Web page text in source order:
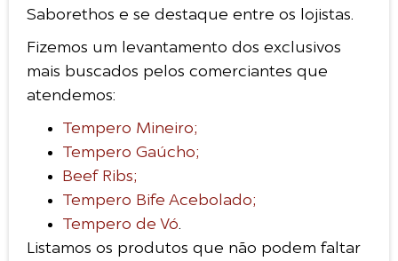
Saborethos e se destaque entre os lojistas.
Fizemos um levantamento dos exclusivos
mais buscados pelos comerciantes que
atendemos:
Tempero Mineiro;
Tempero Gaúcho;
Beef Ribs;
Tempero Bife Acebolado;
Tempero de Vó
Listamos os produtos que não podem faltar